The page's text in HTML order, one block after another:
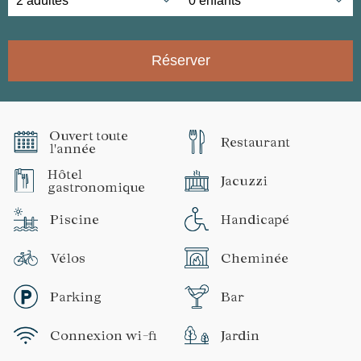
Réserver
Ouvert toute
l'année
Restaurant
Hôtel
gastronomique
Jacuzzi
Piscine Handicapé
Vélos Cheminée
Parking Bar
Connexion wi-fi Jardin